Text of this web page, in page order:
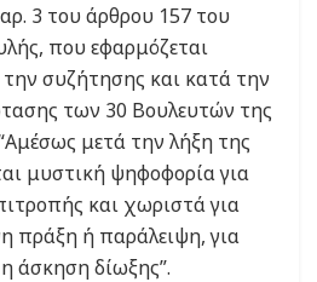
3 του άρθρου 157 του
που εφαρμόζεται
συζήτησης και κατά την
των 30 Βουλευτών της
μετά την λήξη της
μυστική ψηφοφορία για
και χωριστά για
πράξη ή παράλειψη, για
άσκηση δίωξης”.